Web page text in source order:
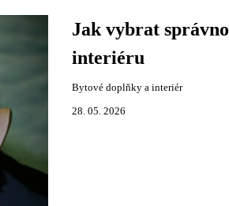
Jak vybrat
interiéru
Bytové doplňky a interiér
28. 05. 2026